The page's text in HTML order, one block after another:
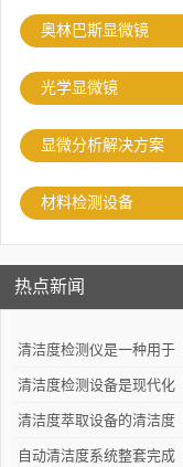
奥林巴斯显微镜
光学显微镜
显微分析解决方案
材料检测设备
热点新闻
清洁度检测仪是一种用于
评估物体表面清洁程度的
重要工具
清洁度检测设备是现代化
生产中*一环
清洁度萃取设备的清洁度
测试对于不同系统的组件
自动清洁度系统整套完成